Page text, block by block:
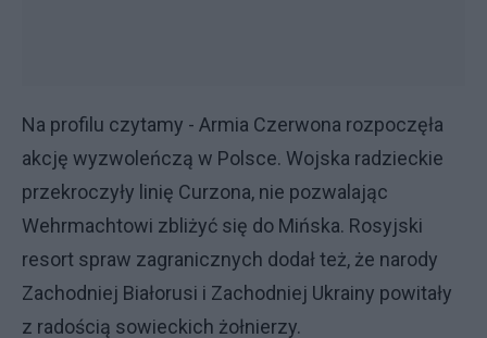
Na profilu czytamy - Armia Czerwona rozpoczęła
akcję wyzwoleńczą w Polsce. Wojska radzieckie
przekroczyły linię Curzona, nie pozwalając
Wehrmachtowi zbliżyć się do Mińska. Rosyjski
resort spraw zagranicznych dodał też, że narody
Zachodniej Białorusi i Zachodniej Ukrainy powitały
z radością sowieckich żołnierzy.